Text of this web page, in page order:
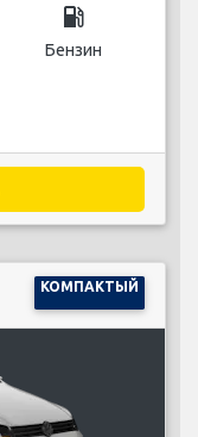
local_gas_station
Бензин
КОМПАКТЫЙ